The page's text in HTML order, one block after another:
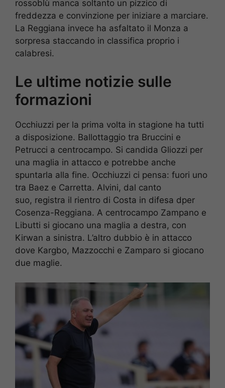
rossoblù manca soltanto un pizzico di
freddezza e convinzione per iniziare a marciare.
La Reggiana invece ha asfaltato il Monza a
sorpresa staccando in classifica proprio i
calabresi.
Le ultime notizie sulle
formazioni
Occhiuzzi per la prima volta in stagione ha tutti
a disposizione. Ballottaggio tra Bruccini e
Petrucci a centrocampo. Si candida Gliozzi per
una maglia in attacco e potrebbe anche
spuntarla alla fine. Occhiuzzi ci pensa: fuori uno
tra Baez e Carretta. Alvini, dal canto
suo, registra il rientro di Costa in difesa dper
Cosenza-Reggiana. A centrocampo Zampano e
Libutti si giocano una maglia a destra, con
Kirwan a sinistra. L’altro dubbio è in attacco
dove Kargbo, Mazzocchi e Zamparo si giocano
due maglie.